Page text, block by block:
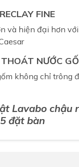
FINE
và hiện đại hơn
NƯỚC
không chỉ trông
Lavabo chậu
đặt bàn